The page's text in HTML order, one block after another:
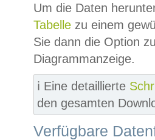
Um die Daten
Tabelle zu einem
Sie dann die Option
Diagrammanzeige.
ℹ️ Eine detaillierte
den gesamten
Verfügbare